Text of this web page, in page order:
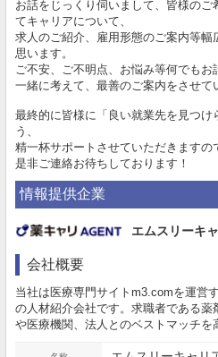
お話をじっくり伺いまして、皆様の
てキャリアについて、
求人のご紹介、雇用形態のご案内等幅
思います。
ご不安、ご不明点、お悩み等何でもお
一緒に考えて、最善のご案内をさせて
最終的に皆様に「良い就業先を見つけ
う、
精一杯サポートさせていただきますの
是非ご連絡お待ちしております！
情報提供企業
エムスリーキ
会社概要
当社は医療専門サイトm3.comを運営
の人材紹介会社です。求職者である薬
や医療機関、法人とのベストマッチを